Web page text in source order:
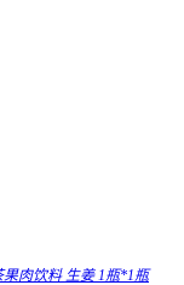
肉饮料 生姜 1瓶*1瓶